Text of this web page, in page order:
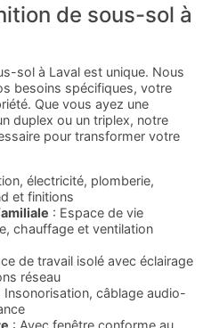
de sous-sol à
sol à Laval est unique. Nous
besoins spécifiques, votre
Que vous ayez une
duplex ou un triplex, notre
pour transformer votre
électricité, plomberie,
et finitions
: Espace de vie
chauffage et ventilation
de travail isolé avec éclairage
réseau
Insonorisation, câblage audio-
: Avec fenêtre conforme au